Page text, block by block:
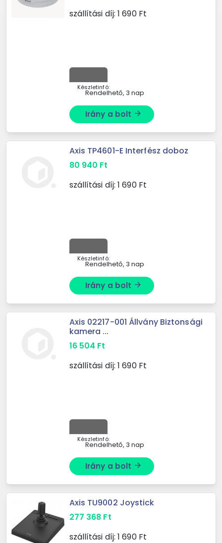
szállítási díj: 1 690Ft
Készletinfó:
Rendelhető, 3 nap
Irány a bolt arrow_forward
Axis TP4601-E Interfész doboz
80 940 Ft
szállítási díj: 1 690Ft
Készletinfó:
Rendelhető, 3 nap
Irány a bolt arrow_forward
Axis 02217-001 Állvány Biztonsági
kamera ...
16 504 Ft
szállítási díj: 1 690Ft
Készletinfó:
Rendelhető, 3 nap
Irány a bolt arrow_forward
Axis TU9002 Joystick
277 368 Ft
szállítási díj: 1 690Ft